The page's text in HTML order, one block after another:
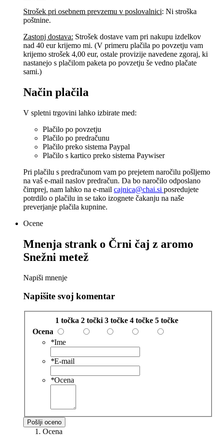
Strošek pri osebnem prevzemu v poslovalnici: Ni stroška
poštnine.
Zastonj dostava: Strošek dostave vam pri nakupu izdelkov
nad 40 eur krijemo mi. (V primeru plačila po povzetju vam
krijemo strošek 4,00 eur, ostale provizije navedene zgoraj, ki
nastanejo s plačilom paketa po povzetju še vedno plačate
sami.)
Način plačila
V spletni trgovini lahko izbirate med:
Plačilo po povzetju
Plačilo po predračunu
Plačilo preko sistema Paypal
Plačilo s kartico preko sistema Paywiser
Pri plačilu s predračunom vam po prejetem naročilu pošljemo
na vaš e-mail naslov predračun. Da bo naročilo odposlano
čimprej, nam lahko na e-mail cajnica@chai.si posredujete
potrdilo o plačilu in se tako izognete čakanju na naše
preverjanje plačila kupnine.
Ocene
Mnenja strank o Črni čaj z aromo
Snežni metež
Napiši mnenje
Napišite svoj komentar
1 točka 2 točki 3 točke 4 točke 5 točke
Ocena
*Ime
*E-mail
*Ocena
Pošlji oceno
Ocena